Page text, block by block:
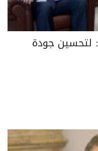
لتحسين جودة